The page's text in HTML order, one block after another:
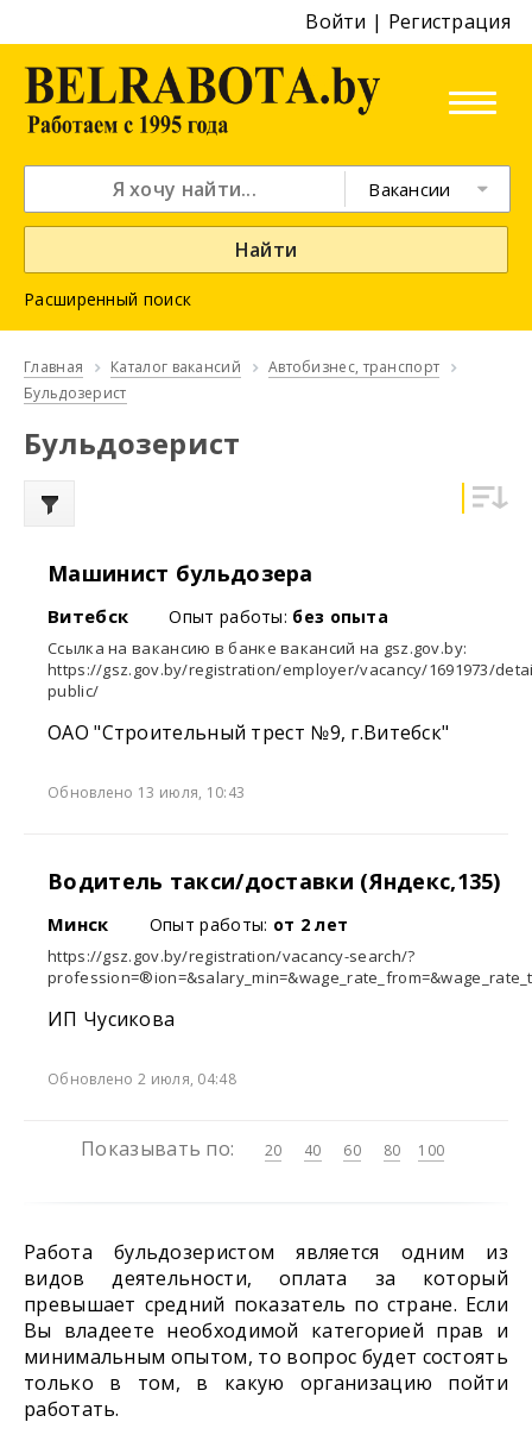
Войти | Регистрация
Вакансии
Найти
Расширенный поиск
Главная Каталог вакансий
Автобизнес, транспорт
Бульдозерист
Бульдозерист
Машинист бульдозера
Витебск Опыт работы: без опыта
Ссылка на вакансию в банке вакансий на gsz.gov.⁣by:
https://gsz.gov.by/registration/employer/vacancy/1691973/
public/
ОАО "Строительный трест №9, г.Витебск"
Обновлено 13 июля, 10:43
Водитель такси/доставки (Яндекс,135)
Минск Опыт работы: от 2 лет
https://gsz.gov.by/registration/vacancy-search/?
ИП Чусикова
Обновлено 2 июля, 04:48
Показывать по: 20 40 60 80 100
Работа бульдозеристом является одним из
видов деятельности, оплата за который
превышает средний показатель по стране. Если
Вы владеете необходимой категорией прав и
минимальным опытом, то вопрос будет состоять
только в том, в какую организацию пойти
работать.